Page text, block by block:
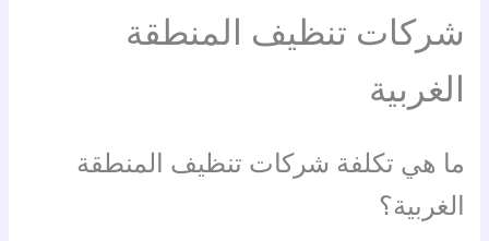
شركات تنظيف المنطقة
الغربية
ما هي تكلفة شركات تنظيف المنطقة
الغربية؟